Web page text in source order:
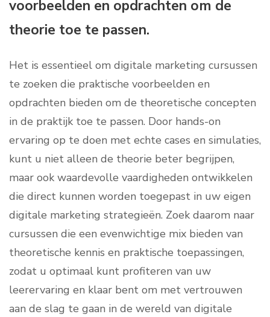
voorbeelden en opdrachten om de
theorie toe te passen.
Het is essentieel om digitale marketing cursussen
te zoeken die praktische voorbeelden en
opdrachten bieden om de theoretische concepten
in de praktijk toe te passen. Door hands-on
ervaring op te doen met echte cases en simulaties,
kunt u niet alleen de theorie beter begrijpen,
maar ook waardevolle vaardigheden ontwikkelen
die direct kunnen worden toegepast in uw eigen
digitale marketing strategieën. Zoek daarom naar
cursussen die een evenwichtige mix bieden van
theoretische kennis en praktische toepassingen,
zodat u optimaal kunt profiteren van uw
leerervaring en klaar bent om met vertrouwen
aan de slag te gaan in de wereld van digitale